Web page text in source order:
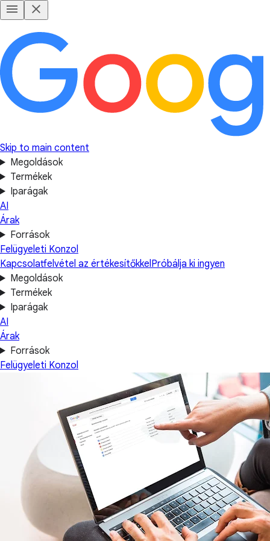
Skip to main content
Megoldások
Termékek
Iparágak
AI
Árak
Források
Felügyeleti Konzol
Kapcsolatfelvétel az értékesítőkkelPróbálja ki ingyen
Megoldások
Termékek
Iparágak
AI
Árak
Források
Felügyeleti Konzol